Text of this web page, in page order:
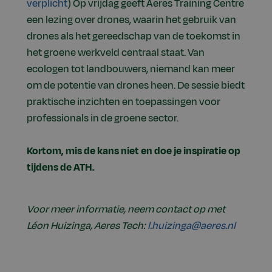
verplicht) Op vrijdag geeft Aeres Training Centre
een lezing over drones, waarin het gebruik van
drones als het gereedschap van de toekomst in
het groene werkveld centraal staat. Van
ecologen tot landbouwers, niemand kan meer
om de potentie van drones heen. De sessie biedt
praktische inzichten en toepassingen voor
professionals in de groene sector.
Kortom, mis de kans niet en doe je inspiratie op
tijdens de ATH.
Voor meer informatie, neem contact op met
Léon Huizinga, Aeres Tech:l.huizinga@aeres.nl